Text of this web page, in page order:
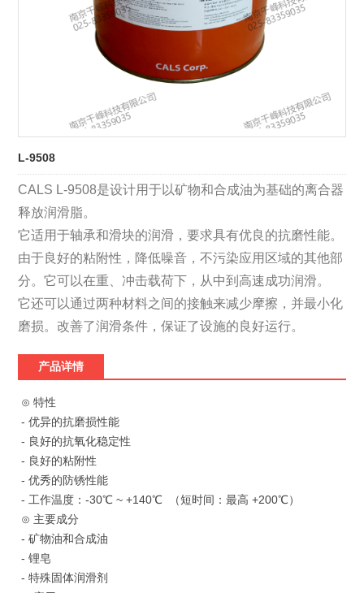
L-9508
CALS L-9508是设计用于以矿物和合成油为基础的离合器
释放润滑脂。
它适用于轴承和滑块的润滑，要求具有优良的抗磨性能。
由于良好的粘附性，降低噪音，不污染应用区域的其他部
分。它可以在重、冲击载荷下，从中到高速成功润滑。
它还可以通过两种材料之间的接触来减少摩擦，并最小化
磨损。改善了润滑条件，保证了设施的良好运行。
产品详情
⊙ 特性
- 优异的抗磨损性能
- 良好的抗氧化稳定性
- 良好的粘附性
- 优秀的防锈性能
- 工作温度：-30℃ ~ +140℃ （短时间：最高 +200℃）
⊙ 主要成分
- 矿物油和合成油
- 锂皂
- 特殊固体润滑剂